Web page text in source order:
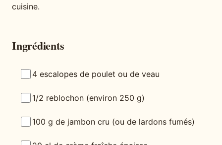
cuisine.
Ingrédients
4 escalopes de poulet ou de veau
1/2 reblochon (environ 250 g)
100 g de jambon cru (ou de lardons fumés)